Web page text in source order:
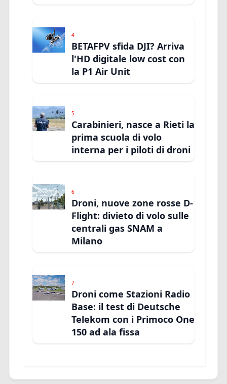
4
BETAFPV sfida DJI? Arriva
l'HD digitale low cost con
la P1 Air Unit
5
Carabinieri, nasce a Rieti la
prima scuola di volo
interna per i piloti di droni
6
Droni, nuove zone rosse D-
Flight: divieto di volo sulle
centrali gas SNAM a
Milano
7
Droni come Stazioni Radio
Base: il test di Deutsche
Telekom con i Primoco One
150 ad ala fissa